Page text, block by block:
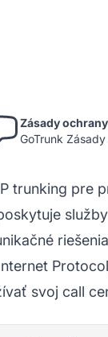
Zásady
GoTrunk
trunking pre
svoj call